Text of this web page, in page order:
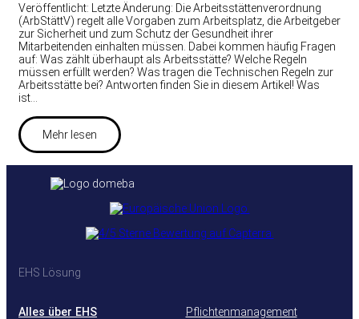
Veröffentlicht: Letzte Änderung: Die Arbeitsstättenverordnung
(ArbStättV) regelt alle Vorgaben zum Arbeitsplatz, die Arbeitgeber
zur Sicherheit und zum Schutz der Gesundheit ihrer
Mitarbeitenden einhalten müssen. Dabei kommen häufig Fragen
auf: Was zählt überhaupt als Arbeitsstätte? Welche Regeln
müssen erfüllt werden? Was tragen die Technischen Regeln zur
Arbeitsstätte bei? Antworten finden Sie in diesem Artikel! Was
ist…
Mehr lesen
EHS Lösung
Alles über EHS
Pflichtenmanagement